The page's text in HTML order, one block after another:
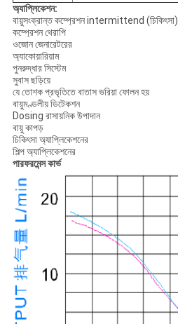
অ্যাপ্লিকেশন:
বায়ুসংক্রান্ত কম্প্রেশন intermittend (চিকিৎসা)
কম্প্রেশন থেরাপি
ওজোন জেনারেটরের
অ্যাকোয়ারিয়াম
পুনরুদ্ধার সিস্টেম
সুবাস ছড়িয়ে
যে তোশক প্রভৃতিতে বাতাস ভরিয়া ফোলন হয়
বায়ুমণ্ডলীয় ডিটেকশন
Dosing রাসায়নিক উপাদান
বায়ু কাপড়
চিকিৎসা অ্যাপ্লিকেশনের
শিল্প অ্যাপ্লিকেশনের
পারফরমেন্স কার্ভ